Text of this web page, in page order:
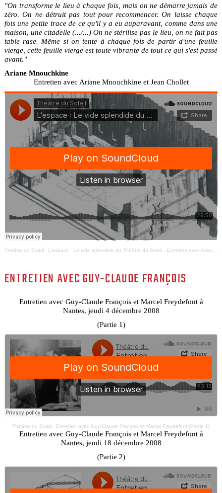
"On transforme le lieu à chaque fois, mais on ne démarre jamais de
zéro. On ne détruit pas tout pour recommencer. On laisse chaque
fois une petite trace de ce qu'il y a eu auparavant, comme dans une
maison, une citadelle (.../...) On ne stérilise pas le lieu, on ne fait pas
table rase. Même si on tente à chaque fois de partir d'une feuille
vierge, cette feuille vierge est toute vibrante de tout ce qui s'est passé
avant."
Ariane Mnouchkine
Entretien avec Ariane Mnouchkine et Jean Chollet
Théâtre du Soleil· L'espace : Le vide splendide du Théâtre du Soleil - Entretien avec Ariane Mnouchkine et Jean Chollet
ENTRETIEN AVEC GUY-CLAUDE FRANÇOIS
Entretien avec Guy-Claude François et Marcel Freydefont à
Nantes, jeudi 4 décembre 2008
(Partie 1)
Théâtre du Soleil · Entretien avec Guy-Claude François et Marcel Freydefont (Partie 1)
Entretien avec Guy-Claude François et Marcel Freydefont à
Nantes, jeudi 18 décembre 2008
(Partie 2)